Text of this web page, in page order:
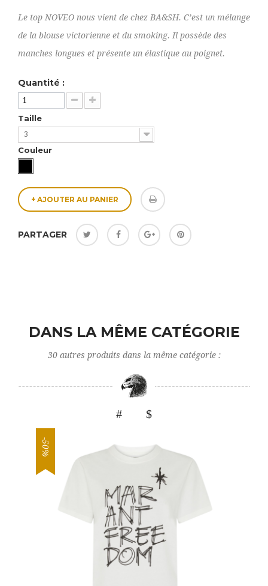
Le top NOVEO nous vient de chez BA&SH. C’est un mélange
de la blouse victorienne et du smoking. Il possède des
manches longues et présente un élastique au poignet.
Quantité :
Taille
3
Couleur
+ AJOUTER AU PANIER
PARTAGER
DANS LA MÊME CATÉGORIE
30 autres produits dans la même catégorie :
-50%